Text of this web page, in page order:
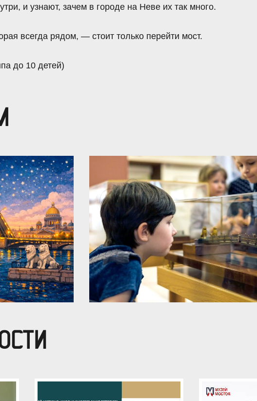
и узнают, зачем в городе на Неве их так много.
всегда рядом, — стоит только перейти мост.
до 10 детей)